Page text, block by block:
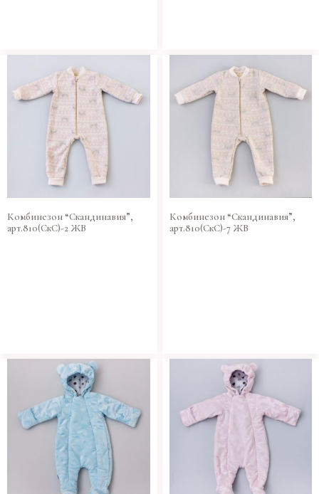
Комбинезон “Скандинавия”,
арт.810(СкС)-2 ЖВ
Комбинезон “Скандинавия”,
арт.810(СкС)-7 ЖВ